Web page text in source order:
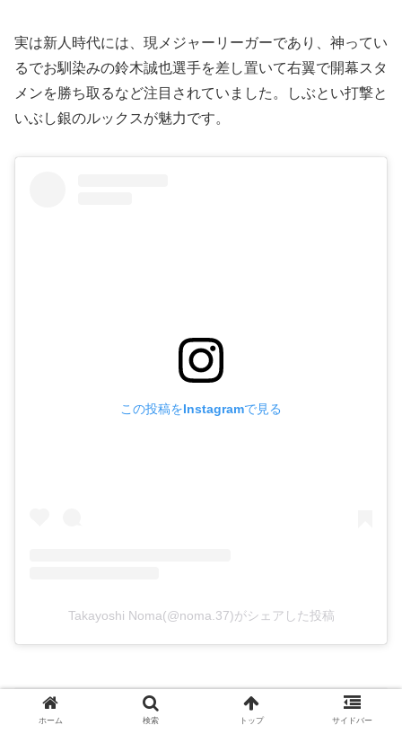
実は新人時代には、現メジャーリーガーであり、神ってい
るでお馴染みの鈴木誠也選手を差し置いて右翼で開幕スタ
メンを勝ち取るなど注目されていました。しぶとい打撃と
いぶし銀のルックスが魅力です。
この投稿をInstagramで見る
Takayoshi Noma(@noma.37)がシェアした投稿
横浜DeNAベイスターズのイケメンプロ野
ホーム 検索 トップ サイドバー